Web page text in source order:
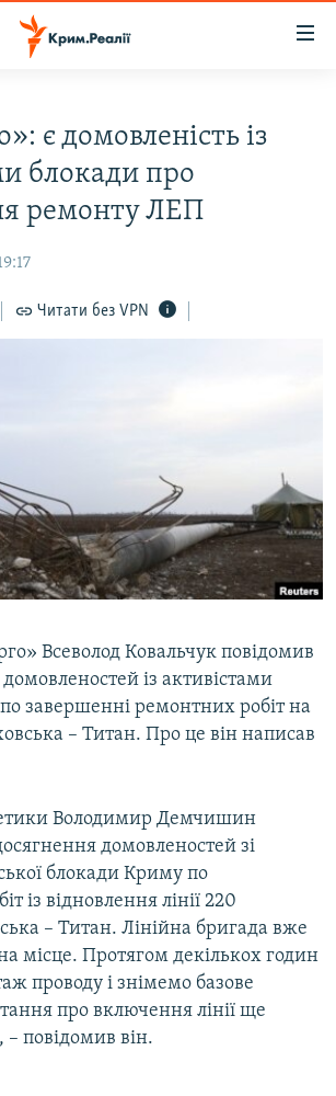
КРИМУ
RL
є домовленість із
блокади про
ремонту ЛЕП
Читати без VPN
Всеволод Ковальчук повідомив
із активістами
завершенні ремонтних робіт на
– Титан. Про це він написав
Володимир Демчишин
домовленостей зі
блокади Криму по
із відновлення лінії 220
– Титан. Лінійна бригада вже
місце. Протягом декількох годин
проводу і знімемо базове
про включення лінії ще
– повідомив він.